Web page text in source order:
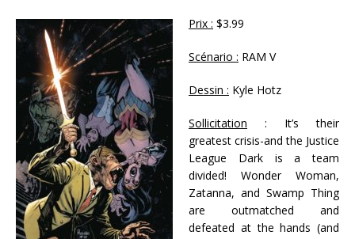
Prix : $3.99
Scénario : RAM V
Dessin : Kyle Hotz
Sollicitation : It’s their
greatest crisis-and the Justice
League Dark is a team
divided! Wonder Woman,
Zatanna, and Swamp Thing
are outmatched and
defeated at the hands (and